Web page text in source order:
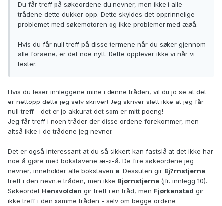
Du får treff på søkeordene du nevner, men ikke i alle
trådene dette dukker opp. Dette skyldes det opprinnelige
problemet med søkemotoren og ikke problemer med æøå.
Hvis du får null treff på disse termene når du søker gjennom
alle foraene, er det noe nytt. Dette opplever ikke vi når vi
tester.
Hvis du leser innleggene mine i denne tråden, vil du jo se at det
er nettopp dette jeg selv skriver! Jeg skriver slett ikke at jeg får
null treff - det er jo akkurat det som er mitt poeng!
Jeg får treff i noen tråder der disse ordene forekommer, men
altså ikke i de trådene jeg nevner.
Det er også interessant at du så sikkert kan fastslå at det ikke har
noe å gjøre med bokstavene æ-ø-å. De fire søkeordene jeg
nevner, inneholder alle bokstaven ø. Dessuten gir Bj?rnstjerne
treff i den nevnte tråden, men ikke Bjørnstjerne (jfr. innlegg 10).
Søkeordet Hensvolden gir treff i en tråd, men Fjørkenstad gir
ikke treff i den samme tråden - selv om begge ordene